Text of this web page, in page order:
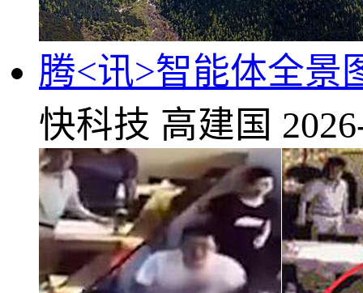
腾<讯>智能体全
快科技 高建国